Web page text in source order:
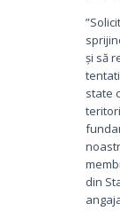
și să
state
din